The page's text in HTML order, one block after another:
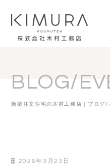
BLOG/
新築注文住宅の木村工務店｜ブログ/
2026年3月23日